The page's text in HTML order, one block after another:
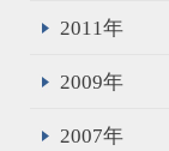
2011年
2009年
2007年